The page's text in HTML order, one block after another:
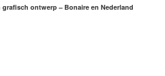
ontwerp – Bonaire en Nederland